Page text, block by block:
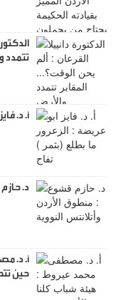
تتمدد
أ. د.
د.
أ. د.
حين